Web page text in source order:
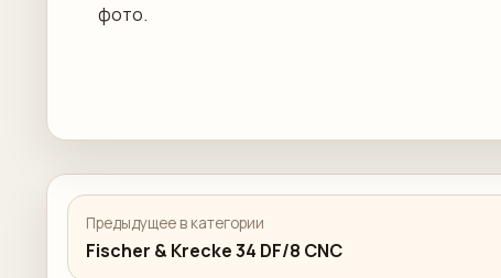
фото.
Предыдущее в категории
Fischer & Krecke 34 DF/8 CNC